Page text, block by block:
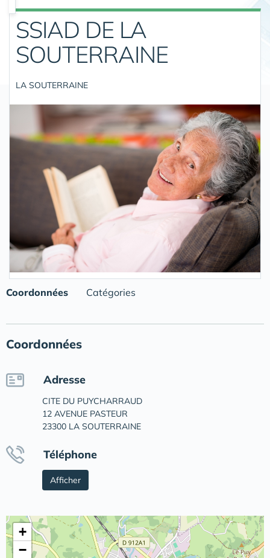
SSIAD DE LA
SOUTERRAINE
LA SOUTERRAINE
Coordonnées Catégories
Coordonnées
Adresse
CITE DU PUYCHARRAUD
12 AVENUE PASTEUR
23300 LA SOUTERRAINE
Téléphone
Afficher
+
−